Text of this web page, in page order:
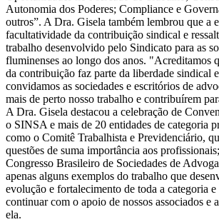
Autonomia dos Poderes; Compliance e
outros”. A Dra. Gisela também lembrou que a
facultatividade da contribuição sindical e
trabalho desenvolvido pelo Sindicato para as
fluminenses ao longo dos anos. "Acreditamos
da contribuição faz parte da liberdade sindical
convidamos as sociedades e escritórios de
mais de perto nosso trabalho e contribuírem
A Dra. Gisela destacou a celebração de
o SINSA e mais de 20 entidades de categoria
como o Comitê Trabalhista e Previdenciário,
questões de suma importância aos
Congresso Brasileiro de Sociedades de
apenas alguns exemplos do trabalho que
evolução e fortalecimento de toda a categoria e
continuar com o apoio de nossos associados e
ela.